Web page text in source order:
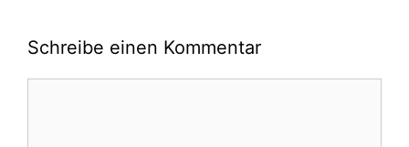
Schreibe einen Kommentar